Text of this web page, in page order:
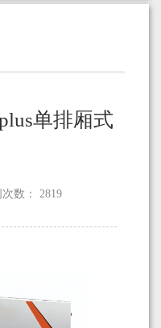
单排厢式
数： 2819